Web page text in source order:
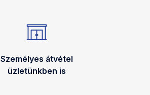
Személyes átvétel
üzletünkben is